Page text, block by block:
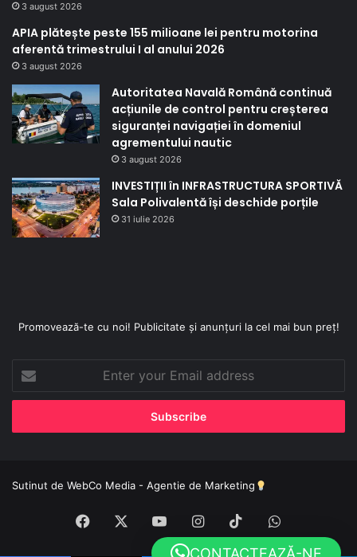
3 august 2026
APIA plătește peste 155 milioane lei pentru motorina
aferentă trimestrului I al anului 2026
3 august 2026
Autoritatea Navală Română continuă
acțiunile de control pentru creșterea
siguranței navigației în domeniul
agrementului nautic
3 august 2026
INVESTIȚII în INFRASTRUCTURA SPORTIVĂ
Sala Polivalentă își deschide porțile
31 iulie 2026
Promovează-te cu noi! Publicitate și anunțuri la cel mai bun preț!
Enter
your
Email
Sutinut de WebCo Media - Agentie de Marketing
Facebook YouTubeInstagram
TikTokWhatsApp
CONTACTEAZĂ-NE